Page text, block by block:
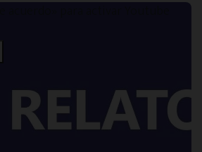
acuerdo» para activar Youtube